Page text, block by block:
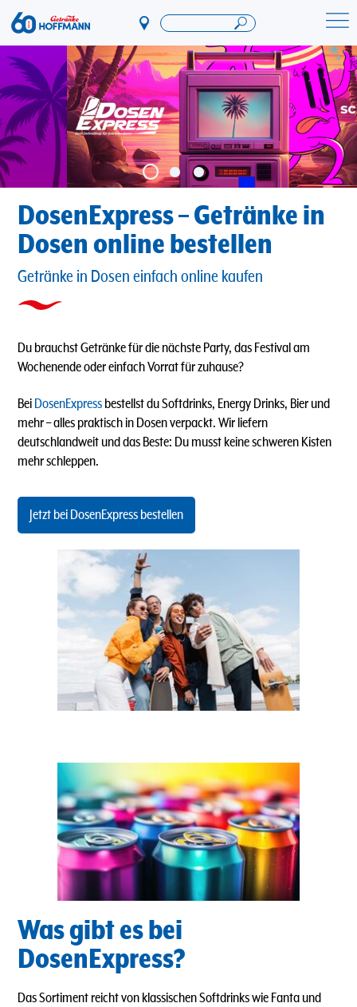
Direkt
zum
Inhalt
Startseite Getränke Hoffmann
DosenExpress – Getränke in
Dosen online bestellen
Getränke in Dosen einfach online kaufen
Du brauchst Getränke für die nächste Party, das Festival am
Wochenende oder einfach Vorrat für zuhause?
Bei DosenExpress bestellst du Softdrinks, Energy Drinks, Bier und
mehr – alles praktisch in Dosen verpackt. Wir liefern
deutschlandweit und das Beste: Du musst keine schweren Kisten
mehr schleppen.
Jetzt bei DosenExpress bestellen
Was gibt es bei
DosenExpress?
Das Sortiment reicht von klassischen Softdrinks wie Fanta und